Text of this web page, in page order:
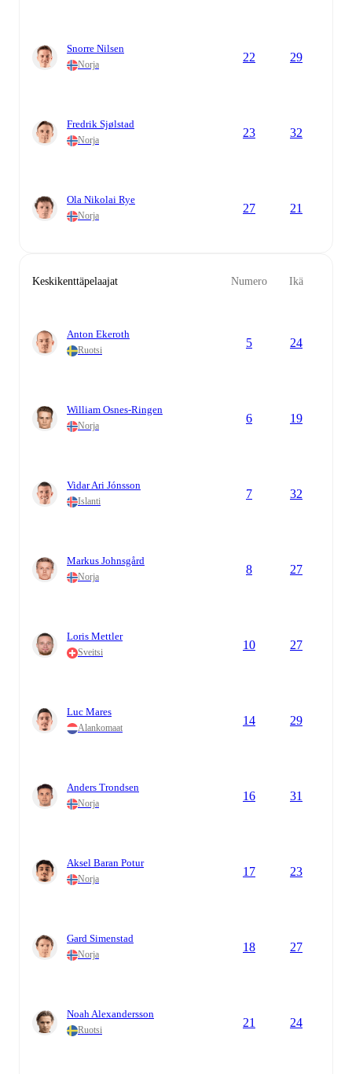
Snorre Nilsen
Norja
22 29
Fredrik Sjølstad
Norja
23 32
Ola Nikolai Rye
Norja
27 21
Keskikenttäpelaajat Numero Ikä
Anton Ekeroth
Ruotsi
5 24
William Osnes-Ringen
Norja
6 19
Vidar Ari Jónsson
Islanti
7 32
Markus Johnsgård
Norja
8 27
Loris Mettler
Sveitsi
10 27
Luc Mares
Alankomaat
14 29
Anders Trondsen
Norja
16 31
Aksel Baran Potur
Norja
17 23
Gard Simenstad
Norja
18 27
Noah Alexandersson
Ruotsi
21 24